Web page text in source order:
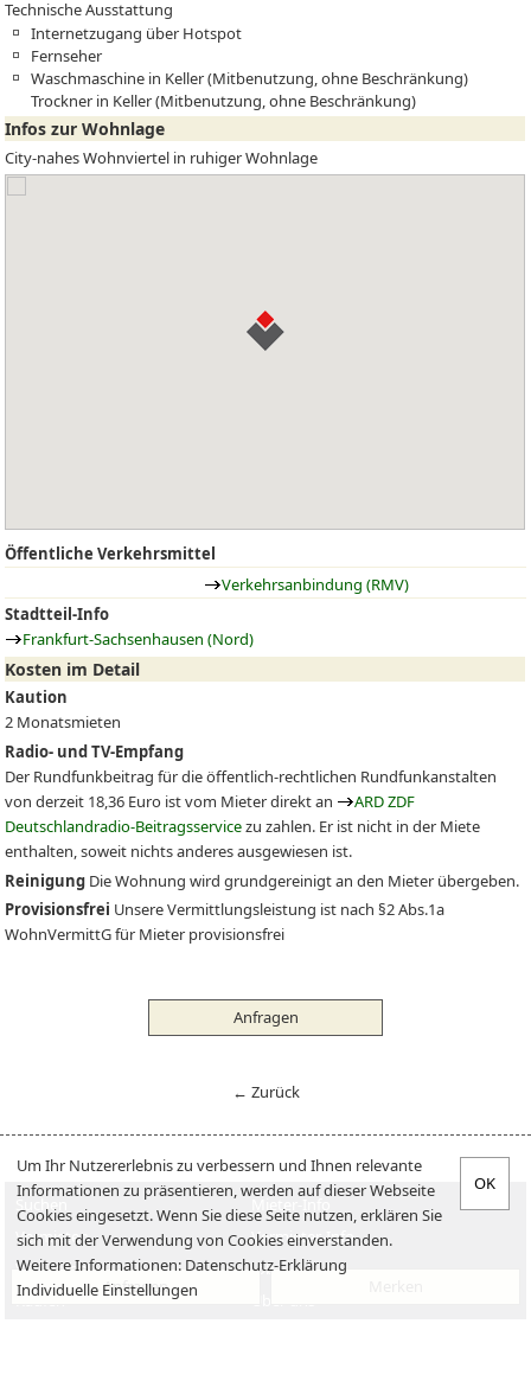
Anfragen
Technische Ausstattung
Internetzugang über Hotspot
Fernseher
Waschmaschine in Keller (Mitbenutzung, ohne Beschränkung)
Trockner in Keller (Mitbenutzung, ohne Beschränkung)
Infos zur Wohnlage
City-nahes Wohnviertel in ruhiger Wohnlage
Öffentliche Verkehrsmittel
Verkehrsanbindung (RMV)
Stadtteil-Info
Frankfurt-Sachsenhausen (Nord)
Kosten im Detail
Kaution
2 Monatsmieten
Radio- und TV-Empfang
Der Rundfunkbeitrag für die öffentlich-rechtlichen Rundfunkanstalten
von derzeit 18,36 Euro ist vom Mieter direkt an
ARD ZDF
Deutschlandradio-Beitragsservicezu zahlen. Er ist nicht in der Miete
enthalten, soweit nichts anderes ausgewiesen ist.
Reinigung Die Wohnung wird grundgereinigt an den Mieter übergeben.
Provisionsfrei Unsere Vermittlungsleistung ist nach §2 Abs.1a
WohnVermittG für Mieter provisionsfrei
Anfragen
← Zurück
Suchen
Mieter-Info
Vermieten
Vermieter-Info
Verkaufen
Jobs
Kaufen
Um Ihr Nutzererlebnis zu verbessern und Ihnen relevante
Informationen zu präsentieren, werden auf dieser Webseite
Cookies eingesetzt. Wenn Sie diese Seite nutzen, erklären Sie
sich mit der Verwendung von Cookies einverstanden.
Weitere Informationen: Datenschutz-Erklärung
Individuelle Einstellungen